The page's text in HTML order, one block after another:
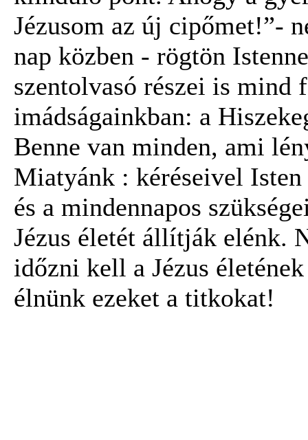
Jézusom az új cipőmet!”-
nap közben - rögtön
szentolvasó részei is mind
imádságainkban: a
Benne van minden, ami
Miatyánk : kéréseivel Isten
és a mindennapos
Jézus életét állítják elénk.
időzni kell a Jézus
élnünk ezeket a titkokat!